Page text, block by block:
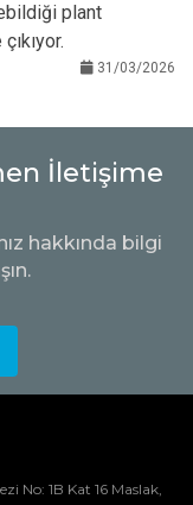
plant
31/03/2026
İletişime
hakkında bilgi
No: 1B Kat 16 Maslak,